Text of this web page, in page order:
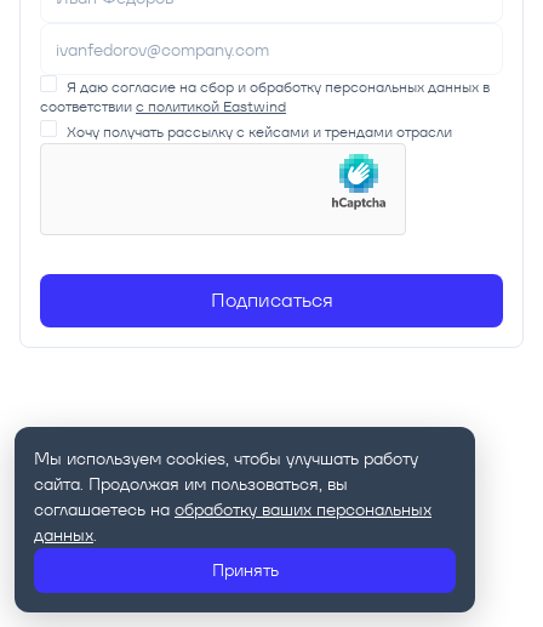
Я даю согласие на сбор и обработку персональных данных в
соответствии с политикой Eastwind
Хочу получать рассылку с кейсами и трендами отрасли
Мы используем cookies, чтобы улучшать работу
сайта. Продолжая им пользоваться, вы
соглашаетесь на обработку ваших персональных
данных.
Принять